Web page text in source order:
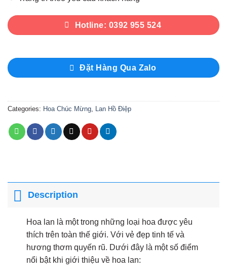
Hotline: 0392 955 524
Đặt Hàng Qua Zalo
Categories: Hoa Chúc Mừng Lan Hồ Điệp
Description
Hoa lan là một trong những loại hoa được yêu
thích trên toàn thế giới. Với vẻ đẹp tinh tế và
hương thơm quyến rũ. Dưới đây là một số điểm
nổi bật khi giới thiệu về hoa lan: